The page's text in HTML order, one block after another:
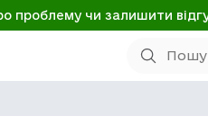
проблему чи залишити